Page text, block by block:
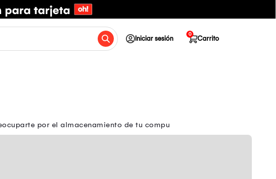
Iniciar sesión Carrito
0
por el almacenamiento de tu compu